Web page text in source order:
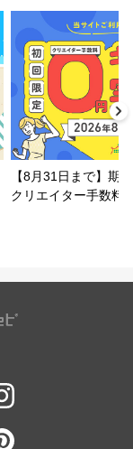
【8月31日まで】期
クリエイター手数料